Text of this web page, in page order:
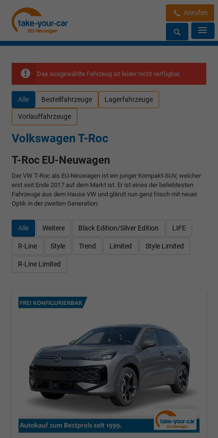
Anrufen
Das ausgewählte Fahrzeug ist leider nicht verfügbar.
Alle Bestellfahrzeuge Lagerfahrzeuge
Vorlauffahrzeuge
Volkswagen T-Roc
T-Roc EU-Neuwagen
Der VW T-Roc als EU-Neuwagen ist ein junger Kompakt-SUV, welcher
erst seit Ende 2017 auf dem Markt ist. Er ist eines der beliebtesten
Fahrzeuge aus dem Hause VW und glänzt nun ganz frisch mit neuer
Optik in der zweiten Generation.
Alle Weitere Black Edition/Silver Edition LIFE
R-Line Style Trend Limited Style Limited
R-Line Limited